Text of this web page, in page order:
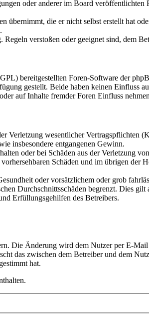
oder anderer im Board
die er nicht selbst erstellt hat
verstoßen oder geeignet sind, dem
bereitgestellten Foren-Software der
gestellt. Beide haben keinen Einfluss
auf Inhalte fremder Foren Einfluss
Verletzung wesentlicher Vertragspflichten
insbesondere entgangenen Gewinn.
oder bei Schäden aus der Verletzung
Schäden und im übrigen der
oder vorsätzlichem oder grob
Durchschnittsschäden begrenzt. Dies
Erfüllungsgehilfen des Betreibers.
Die Änderung wird dem Nutzer per E-
das zwischen dem Betreiber und dem
hat.